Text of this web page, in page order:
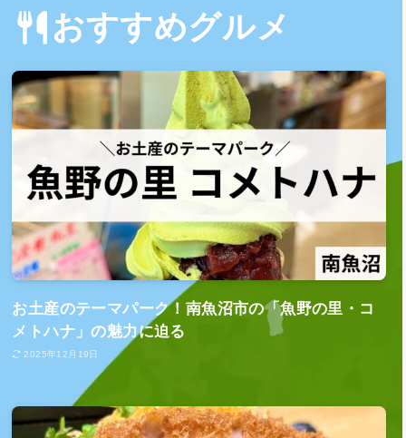
おすすめグルメ
お土産のテーマパーク！南魚沼市の「魚野の里・コ
メトハナ」の魅力に迫る
2025年12月19日